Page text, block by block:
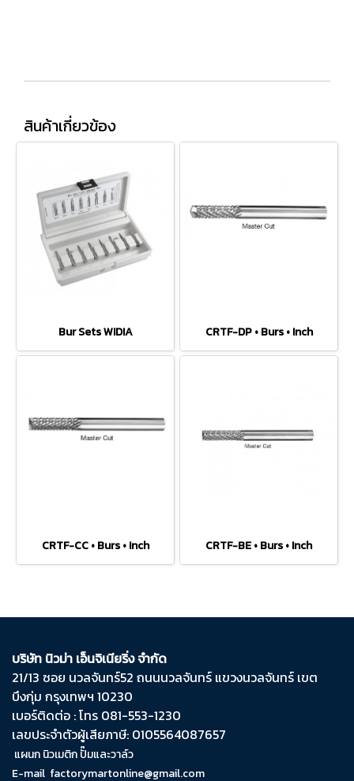
สินค้าเกี่ยวข้อง
Bur Sets WIDIA CRTF-DP • Burs • Inch
CRTF-CC • Burs • Inch CRTF-BE • Burs • Inch
บริษัท นิวม่า เอ็นจิเนียริ่ง จำกัด
21/13 ซอย นวลจันทร์​52 ถนน​นวลจันทร์​ แขวง​นวลจันทร์​ เขต​
บึงกุ่ม​ กรุงเทพฯ​ 10230
เบอร์ติดต่อ : โทร 081-553-1230
เลขประจำตัวผู้เสียภาษี: 0105564087657
แผนก นิวเมติก ปั๊มและวาล์ว
E-mail factorymartonline@gmail.com